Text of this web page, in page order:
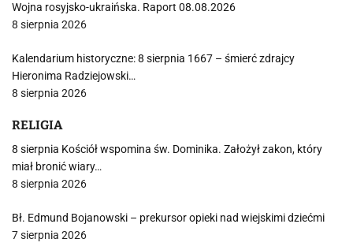
Wojna rosyjsko-ukraińska. Raport 08.08.2026
8 sierpnia 2026
Kalendarium historyczne: 8 sierpnia 1667 – śmierć zdrajcy
Hieronima Radziejowski…
8 sierpnia 2026
RELIGIA
8 sierpnia Kościół wspomina św. Dominika. Założył zakon, który
miał bronić wiary…
8 sierpnia 2026
Bł. Edmund Bojanowski – prekursor opieki nad wiejskimi dziećmi
7 sierpnia 2026